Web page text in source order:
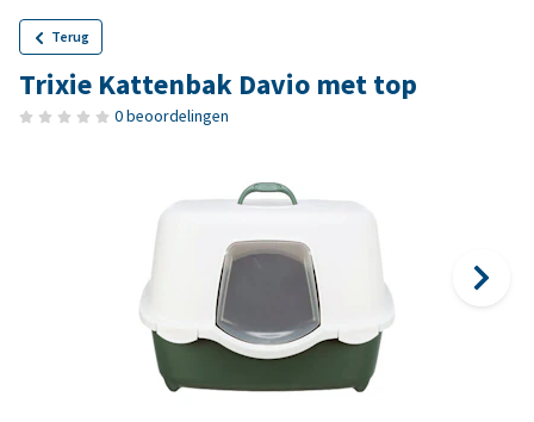
Terug
Trixie Kattenbak Davio met top
0 beoordelingen